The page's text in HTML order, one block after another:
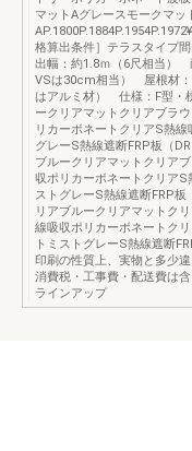
マットAグレースモークマッ
格算出条件］テラスタイプ
出幅：約1.8ｍ（6尺相当）
VSは30cm相当） 屋根材：
はアルミ材） 仕様：F型・
ークリアマットクリアブラ
リカーボネートクリアS熱
グレーS熱線遮断FRP板（
ブルークリアマットクリア
収ポリカーボネートクリアS
ストグレーS熱線遮断FRP板
リアブルークリアマットク
線吸収ポリカーボネートク
トミストグレーS熱線遮断
印刷の性質上、実物と多少
消費税・工事費・配送費は
ラインアップ